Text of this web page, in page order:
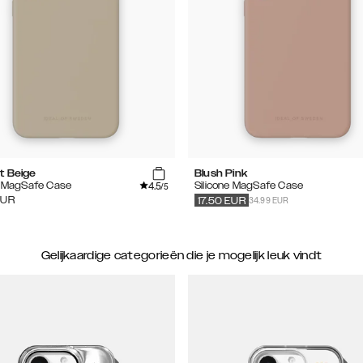
Beige
Case
4.5/5
Blush Pink
Silicone MagSafe Case
34.99 EUR
17.50 EUR
Gelijkaardige categorieën die je mogelijk leuk vindt